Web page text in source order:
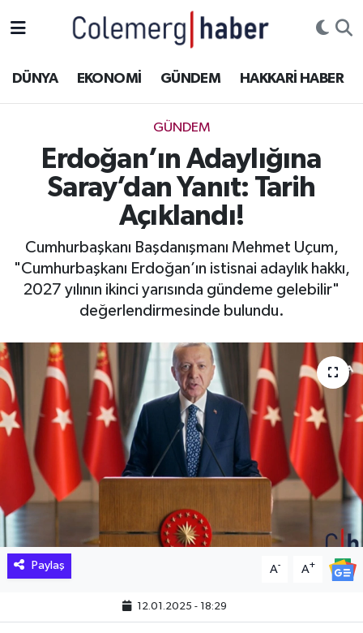
DÜNYA EKONOMİ GÜNDEM HAKKARİ HABER
GÜNDEM
Erdoğan’ın Adaylığına
Saray’dan Yanıt: Tarih
Açıklandı!
Cumhurbaşkanı Başdanışmanı Mehmet Uçum,
"Cumhurbaşkanı Erdoğan’ın istisnai adaylık hakkı,
2027 yılının ikinci yarısında gündeme gelebilir"
değerlendirmesinde bulundu.
Paylaş A- A+
12.01.2025 - 18:29
ASAYİŞ
DOĞA
EĞİTİM
EKONOMİ
GÜNDEM
Hakkari Haber
İLGİNÇ HABERLER
KADIN
MAGAZİN
Hakkâri Hava Durumu
Hakkâri Trafik Yoğunluk Haritası
Süper Lig Puan Durumu ve Fikstür
Tüm Manşetler
Son Dakika Haberleri
Haber Arşivi